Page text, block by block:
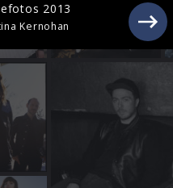
2013
Kernohan